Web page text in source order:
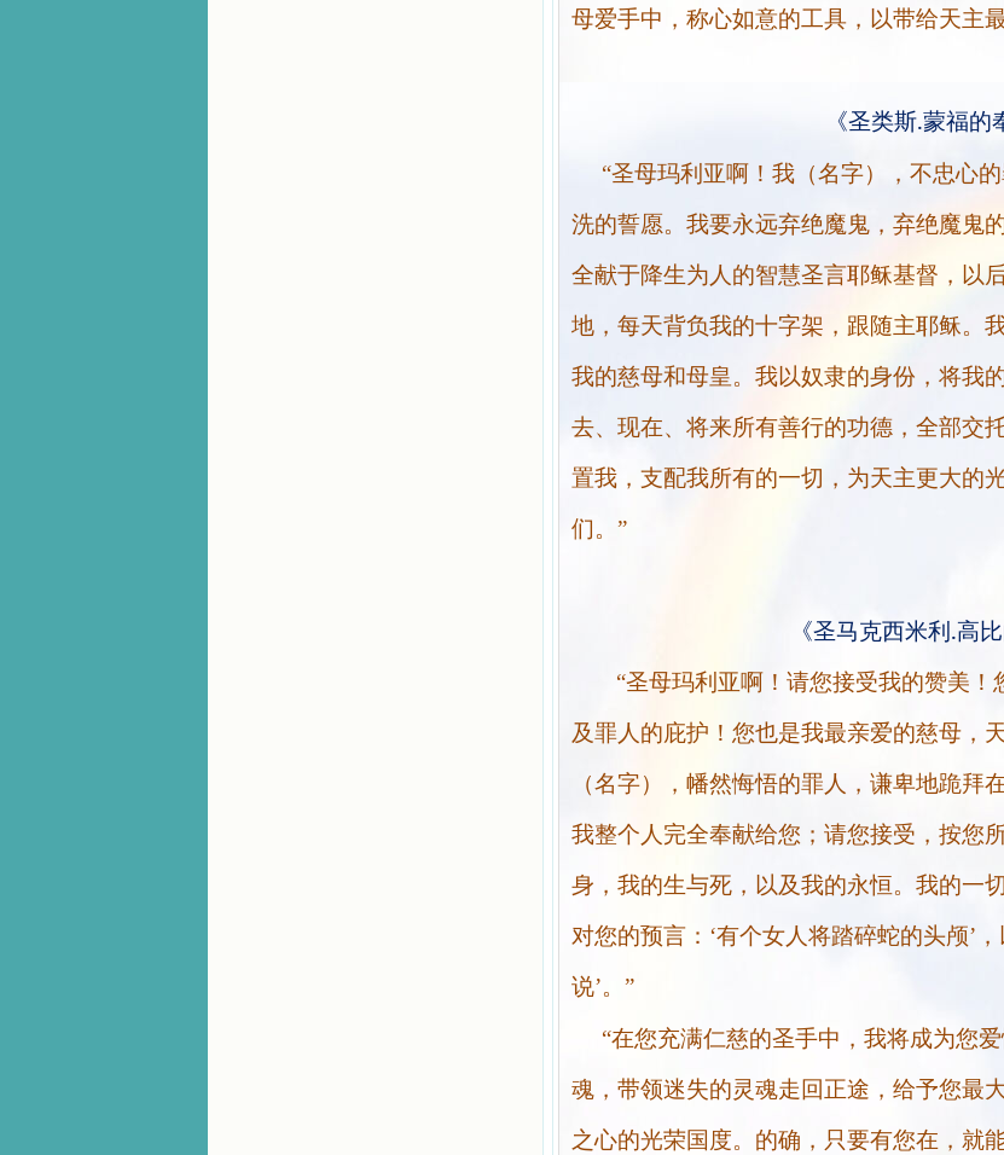
母爱手中，称心如意的工具，以带给天主
《圣类斯.蒙福的
“圣母玛利亚啊！我（名字），不忠心
洗的誓愿。我要永远弃绝魔鬼，弃绝魔鬼
全献于降生为人的智慧圣言耶稣基督，以
地，每天背负我的十字架，跟随主耶稣。
我的慈母和母皇。我以奴隶的身份，将我
去、现在、将来所有善行的功德，全部交
置我，支配我所有的一切，为天主更大的
们。”
《圣马克西米利 .高
“圣母玛利亚啊！请您接受我的赞美
及罪人的庇护！您也是我最亲爱的慈母，
（名字），幡然悔悟的罪人，谦卑地跪拜
我整个人完全奉献给您；请您接受，按您
身，我的生与死，以及我的永恒。我的一
对您的预言：‘有个女人将踏碎蛇的头颅’
说’。”
“在您充满仁慈的圣手中，我将成为您
魂，带领迷失的灵魂走回正途，给予您最
之心的光荣国度。的确，只要有您在，就